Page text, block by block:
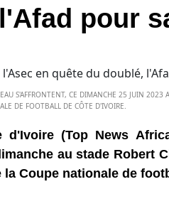
pour
S'AFFRONTENT, CE DIMANCHE 25 JUIN
DE FOOTBALL DE CÔTE D'IVOIRE.
d'Ivoire (Top News
au stade Robert
la Coupe nationale de